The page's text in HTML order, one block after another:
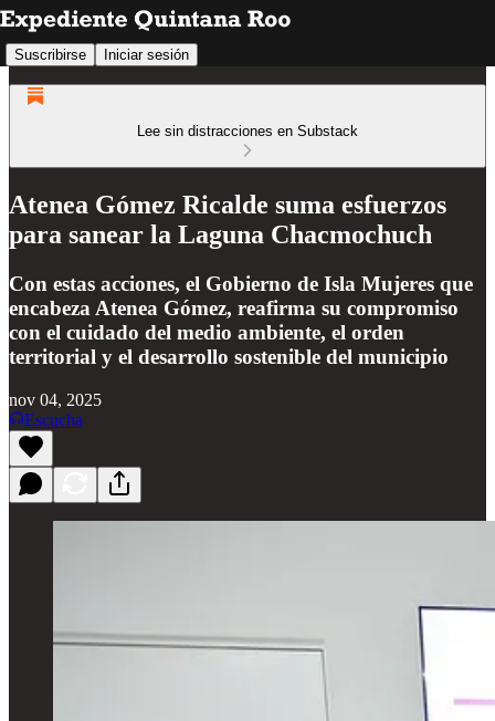
Suscribirse Iniciar sesión
Lee sin distracciones en Substack
Atenea Gómez Ricalde suma esfuerzos
para sanear la Laguna Chacmochuch
Con estas acciones, el Gobierno de Isla Mujeres que
encabeza Atenea Gómez, reafirma su compromiso
con el cuidado del medio ambiente, el orden
territorial y el desarrollo sostenible del municipio
nov 04, 2025
Escucha